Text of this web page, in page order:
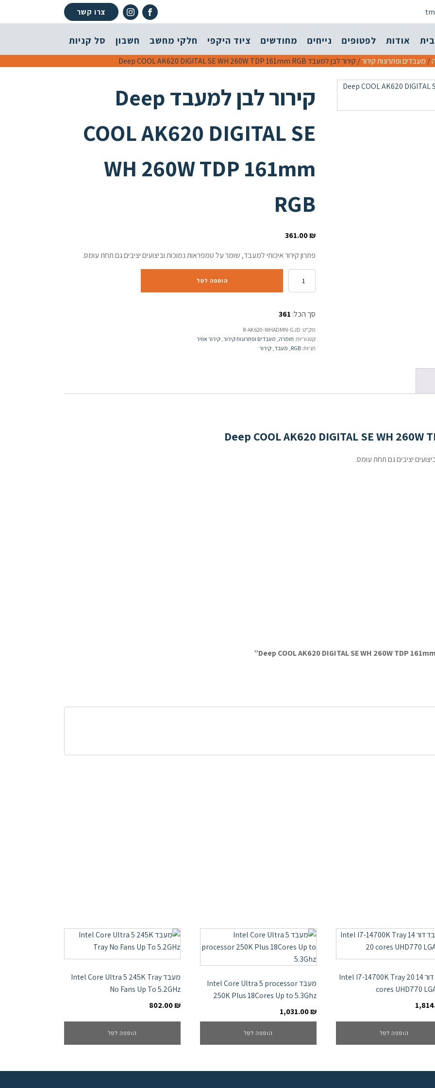
צרו קשר
בית אודות לפטופים נייחים מחודשים ציוד היקפי חלקי מחשב חשבון סל קניות
/ מעבדים ופתרונות קירור/ קירור לבן למעבד Deep COOL AK620 DIGITAL SE WH 260W TDP 161mm RGB
קירור לבן למעבד Deep
COOL AK620 DIGITAL SE
WH 260W TDP 161mm
RGB
361.00₪
פתרון קירור איכותי למעבד, שומר על טמפראות נמוכות וביצועים יציבים גם תחת עומס.
הוספה לסל
סך הכל: 361
מק"ט: R-AK620-WHADMN-GJD
קטגוריות: חומרה, מעבדים ופתרונות קירור, קירור אוויר
תגיות: RGB
, מעבד, קירור
יציבים גם תחת עומס.
מעבד דור 14 Intel I7-14700K Tray 20
cores UHD770
הוספה לסל
מעבד Intel Core Ultra 5 processor
250K Plus 18Cores Up to 5.3Ghz
1,031.00₪
הוספה לסל
מעבד Intel Core Ultra 5 245K Tray
No Fans Up To 5.2GHz
802.00₪
הוספה לסל